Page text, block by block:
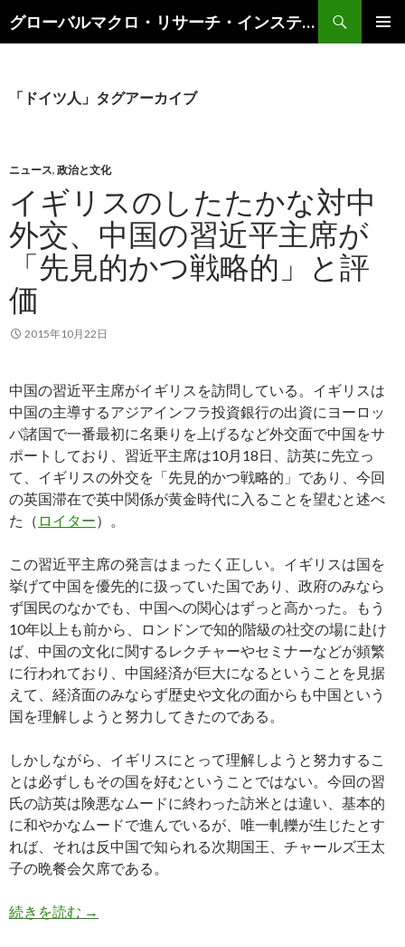
グローバルマクロ・リサーチ・インスティテュート
索
ン
キ
プ
「ドイツ人」タグアーカイブ
ニュース, 政治と文化
イギリスのしたたかな対中
外交、中国の習近平主席が
「先見的かつ戦略的」と評
価
2015年10月22日
中国の習近平主席がイギリスを訪問している。イギリスは
中国の主導するアジアインフラ投資銀行の出資にヨーロッ
パ諸国で一番最初に名乗りを上げるなど外交面で中国をサ
ポートしており、習近平主席は10月18日、訪英に先立っ
て、イギリスの外交を「先見的かつ戦略的」であり、今回
の英国滞在で英中関係が黄金時代に入ることを望むと述べ
た（ ロイター）。
この習近平主席の発言はまったく正しい。イギリスは国を
挙げて中国を優先的に扱っていた国であり、政府のみなら
ず国民のなかでも、中国への関心はずっと高かった。もう
10年以上も前から、ロンドンで知的階級の社交の場に赴け
ば、中国の文化に関するレクチャーやセミナーなどが頻繁
に行われており、中国経済が巨大になるということを見据
えて、経済面のみならず歴史や文化の面からも中国という
国を理解しようと努力してきたのである。
しかしながら、イギリスにとって理解しようと努力するこ
とは必ずしもその国を好むということではない。今回の習
氏の訪英は険悪なムードに終わった訪米とは違い、基本的
に和やかなムードで進んでいるが、唯一軋轢が生じたとす
れば、それは反中国で知られる次期国王、チャールズ王太
子の晩餐会欠席である。
続きを読む イギリスのしたたかな対中外交、中国の習近平
→